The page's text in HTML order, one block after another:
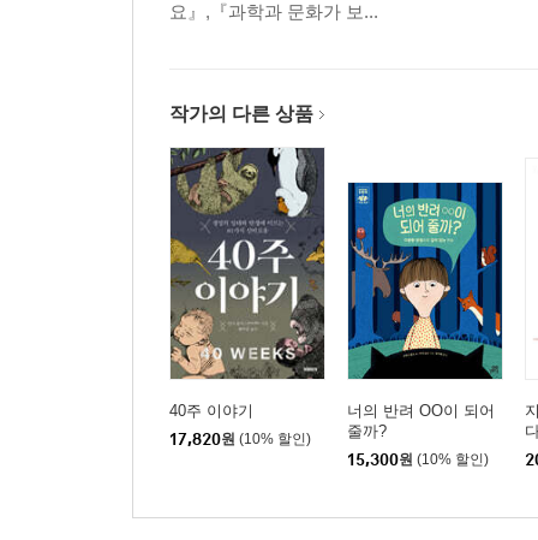
요』,『과학과 문화가 보...
작가의 다른 상품
40주 이야기
17,820원 (10% 할인)
너의 반려 OO이 되어
줄까?
15,300원 (10% 할인)